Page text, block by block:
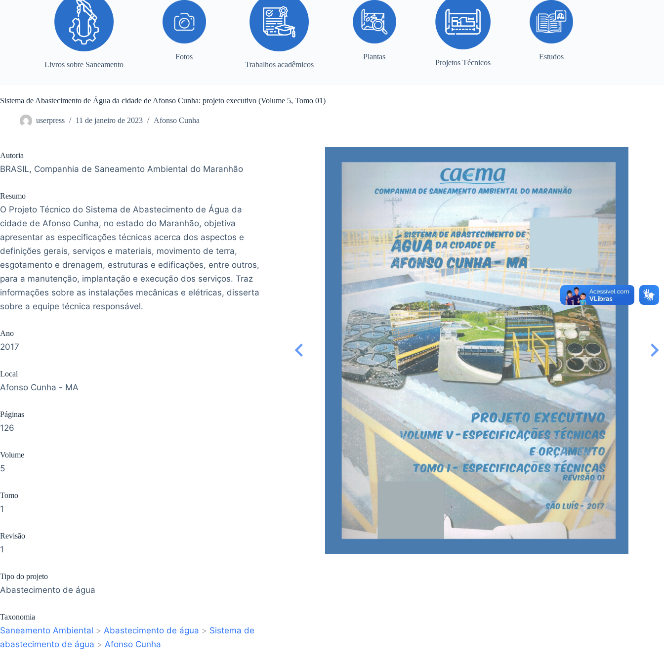
Livros sobre Saneamento
Fotos
Trabalhos acadêmicos
Plantas
Projetos Técnicos
Estudos
Sistema de Abastecimento de Água da cidade de Afonso Cunha: projeto executivo (Volume 5, Tomo 01)
userpress 11 de janeiro de 2023 Afonso Cunha
Autoria
BRASIL, Companhia de Saneamento Ambiental do Maranhão
Resumo
O Projeto Técnico do Sistema de Abastecimento de Água da
cidade de Afonso Cunha, no estado do Maranhão, objetiva
apresentar as especificações técnicas acerca dos aspectos e
definições gerais, serviços e materiais, movimento de terra,
esgotamento e drenagem, estruturas e edificações, entre outros,
para a manutenção, implantação e execução dos serviços. Traz
informações sobre as instalações mecânicas e elétricas, disserta
sobre a equipe técnica responsável.
Ano
2017
Local
Afonso Cunha - MA
Páginas
126
Volume
5
Tomo
1
Revisão
1
Tipo do projeto
Abastecimento de água
Taxonomia
Saneamento Ambiental > Abastecimento de água > Sistema de
abastecimento de água > Afonso Cunha